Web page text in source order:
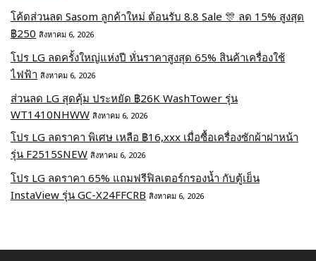
โค้ดส่วนลด Sasom ลูกค้าใหม่ ต้อนรับ 8.8 Sale 🎊 ลด 15% สูงสุด
฿250 สิงหาคม 6, 2026
โปร LG ลดครั้งใหญ่แห่งปี หั่นราคาสูงสุด 65% สินค้าเครื่องใช้
ไฟฟ้า สิงหาคม 6, 2026
ส่วนลด LG สุดคุ้ม ประหยัด ฿26K WashTower รุ่น
WT1410NHWW สิงหาคม 6, 2026
โปร LG ลดราคา พิเศษ เหลือ ฿16,xxx เมื่อซื้อเครื่องซักผ้าฝาหน้า
รุ่น F2515SNEW สิงหาคม 6, 2026
โปร LG ลดราคา 65% แถมฟรีฟิลเตอร์กรองน้ำ กับตู้เย็น
InstaView รุ่น GC-X24FFCRB สิงหาคม 6, 2026